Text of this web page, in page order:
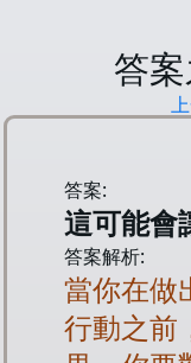
答
答案:
這可能會
答案解析:
當你在做
行動之前